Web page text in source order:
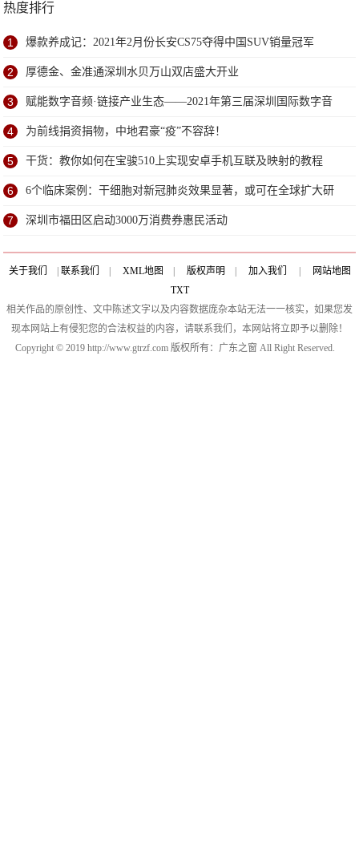
热度排行
1 爆款养成记：2021年2月份长安CS75夺得中国SUV销量冠军
2 厚德金、金准通深圳水贝万山双店盛大开业
3 赋能数字音频·链接产业生态——2021年第三届深圳国际数字音
频产业展6月深圳盛大开幕
4 为前线捐资捐物，中地君豪“疫”不容辞！
5 干货：教你如何在宝骏510上实现安卓手机互联及映射的教程
6 6个临床案例：干细胞对新冠肺炎效果显著，或可在全球扩大研
究
7 深圳市福田区启动3000万消费券惠民活动
关于我们 联系我们 XML地图 版权声明 加入我们
网站地图
TXT
相关作品的原创性、文中陈述文字以及内容数据庞杂本站无法一一核实，如果您发
现本网站上有侵犯您的合法权益的内容，请联系我们，本网站将立即予以删除！
Copyright © 2019 http://www.gtrzf.com 版权所有：广东之窗 All Right Reserved.